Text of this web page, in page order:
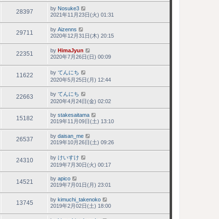
28397 by Nosuke3
2021年11月23日(火) 01:31
29711 by Aizenns
2020年12月31日(木) 20:15
22351 by HimaJyun
2020年7月26日(日) 00:09
11622 by てんにち
2020年5月25日(月) 12:44
22663 by てんにち
2020年4月24日(金) 02:02
15182 by stakesaitama
2019年11月09日(土) 13:10
26537 by daisan_me
2019年10月26日(土) 09:26
24310 by けいすけ
2019年7月30日(火) 00:17
14521 by apico
2019年7月01日(月) 23:01
13745 by kimuchi_takenoko
2019年2月02日(土) 18:00